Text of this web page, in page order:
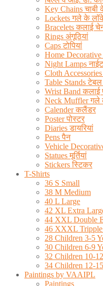
Key Chains
Lockets गले के
Bracelets कलाई
Rings अंगूठियां
Caps टोपियां
Home
Night Lamps
Cloth
Table Stands
Wrist Band कलाई
Neck Muffler गले
Calender कलैंडर
Poster पोस्टर
Diaries डायरियां
Pens पैन
Vehicle
Statues मूर्तियां
Stickers स्टिकर
T-Shirts
36 S Small
38 M Medium
40 L Large
42 XL Extra
44 XXL Double
46 XXXL Tripple
28 Children 3-5
30 Children 6-9
32 Children 10-
34 Children 12-
Paintings by VAAIPL
Paintings